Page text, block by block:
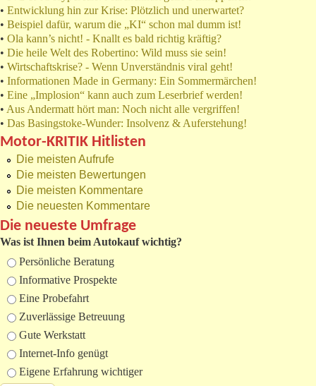
• Entwicklung hin zur Krise: Plötzlich und unerwartet?
• Beispiel dafür, warum die „KI“ schon mal dumm ist!
• Ola kann’s nicht! - Knallt es bald richtig kräftig?
• Die heile Welt des Robertino: Wild muss sie sein!
• Wirtschaftskrise? - Wenn Unverständnis viral geht!
• Informationen Made in Germany: Ein Sommermärchen!
• Eine „Implosion“ kann auch zum Leserbrief werden!
• Aus Andermatt hört man: Noch nicht alle vergriffen!
• Das Basingstoke-Wunder: Insolvenz & Auferstehung!
Motor-KRITIK Hitlisten
Die meisten Aufrufe
Die meisten Bewertungen
Die meisten Kommentare
Die neuesten Kommentare
Die neueste Umfrage
Was ist Ihnen beim Autokauf wichtig?
Auswahlmöglichkeiten
Persönliche Beratung
Informative Prospekte
Eine Probefahrt
Zuverlässige Betreuung
Gute Werkstatt
Internet-Info genügt
Eigene Erfahrung wichtiger